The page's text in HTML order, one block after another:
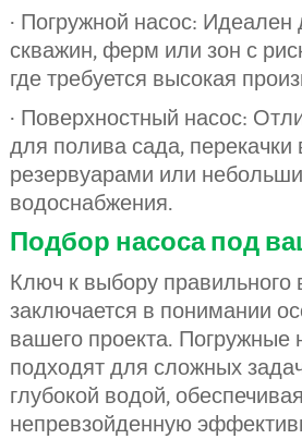
· Погружной насос: Идеален
скважин, ферм или зон с
где требуется высокая
· Поверхностный насос:
для полива сада,
резервуарами или
водоснабжения.
Подбор насоса под
Ключ к выбору правильного
заключается в понимании
вашего проекта. Погружные
подходят для сложных
глубокой водой, обеспечивая
непревзойденную